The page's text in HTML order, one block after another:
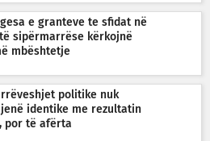
e granteve te sfidat në
sipërmarrëse kërkojnë
mbështetje
politike nuk
identike me rezultatin
por të afërta